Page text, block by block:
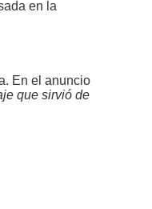
en la
En el anuncio
que sirvió de